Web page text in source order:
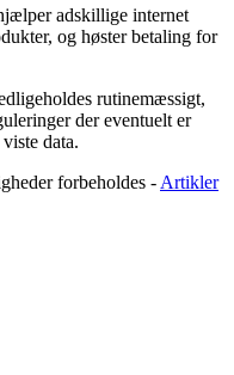
adskillige internet
og høster betaling for
rutinemæssigt,
der eventuelt er
data.
forbeholdes - Artikler